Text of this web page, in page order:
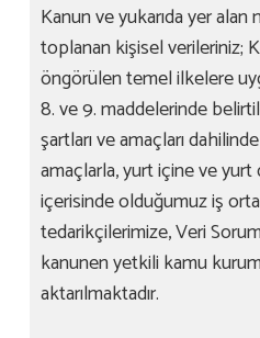
Kanun ve yukarıda yer alan
toplanan kişisel verileriniz;
öngörülen temel ilkelere
8. ve 9. maddelerinde
şartları ve amaçları
amaçlarla, yurt içine ve yurt
içerisinde olduğumuz iş
tedarikçilerimize, Veri
kanunen yetkili kamu
aktarılmaktadır.